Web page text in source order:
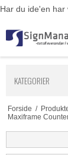
Har du ide'en har
KATEGORIER
Forside /
Maxiframe